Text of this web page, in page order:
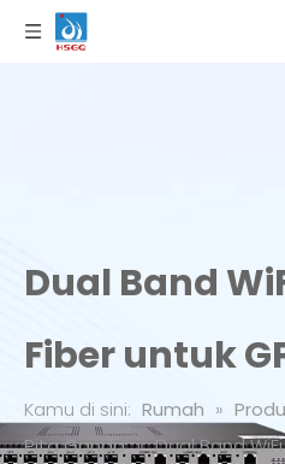
Dual Band
Fiber untuk
Kamu di sini: Rumah »
Pita Ganda » Dual Band